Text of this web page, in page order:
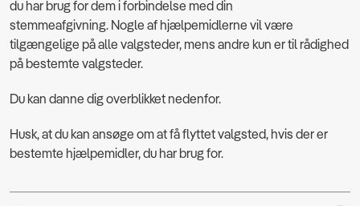
du har brug for dem i forbindelse med din
stemmeafgivning. Nogle af hjælpemidlerne vil være
tilgængelige på alle valgsteder, mens andre kun er til rådighed
på bestemte valgsteder.
Du kan danne dig overblikket nedenfor.
Husk, at du kan ansøge om at få flyttet valgsted, hvis der er
bestemte hjælpemidler, du har brug for.